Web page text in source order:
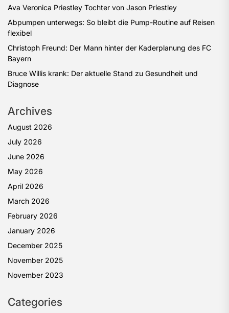
Ava Veronica Priestley Tochter von Jason Priestley
Abpumpen unterwegs: So bleibt die Pump-Routine auf Reisen
flexibel
Christoph Freund: Der Mann hinter der Kaderplanung des FC
Bayern
Bruce Willis krank: Der aktuelle Stand zu Gesundheit und
Diagnose
Archives
August 2026
July 2026
June 2026
May 2026
April 2026
March 2026
February 2026
January 2026
December 2025
November 2025
November 2023
Categories